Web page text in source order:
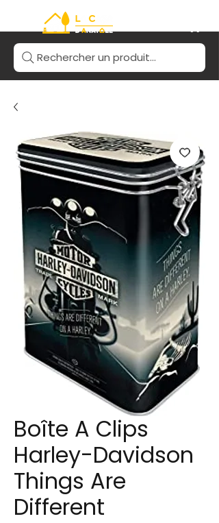
Rechercher un produit...
Boîte A Clips
Harley-Davidson
Things Are
Different